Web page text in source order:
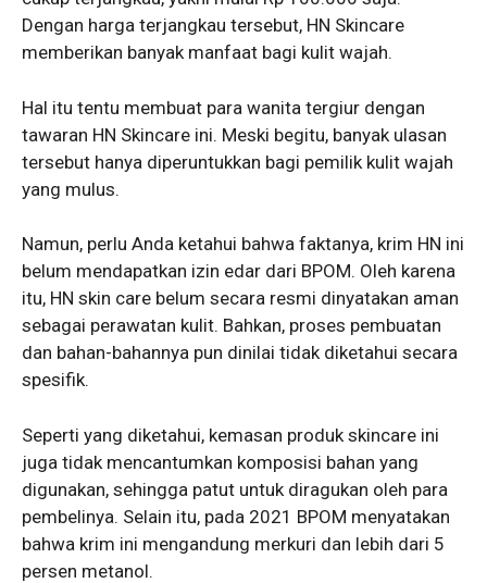
Dengan harga terjangkau tersebut, HN Skincare
memberikan banyak manfaat bagi kulit wajah.
Hal itu tentu membuat para wanita tergiur dengan
tawaran HN Skincare ini. Meski begitu, banyak ulasan
tersebut hanya diperuntukkan bagi pemilik kulit wajah
yang mulus.
Namun, perlu Anda ketahui bahwa faktanya, krim HN ini
belum mendapatkan izin edar dari BPOM. Oleh karena
itu, HN skin care belum secara resmi dinyatakan aman
sebagai perawatan kulit. Bahkan, proses pembuatan
dan bahan-bahannya pun dinilai tidak diketahui secara
spesifik.
Seperti yang diketahui, kemasan produk skincare ini
juga tidak mencantumkan komposisi bahan yang
digunakan, sehingga patut untuk diragukan oleh para
pembelinya. Selain itu, pada 2021 BPOM menyatakan
bahwa krim ini mengandung merkuri dan lebih dari 5
persen metanol.